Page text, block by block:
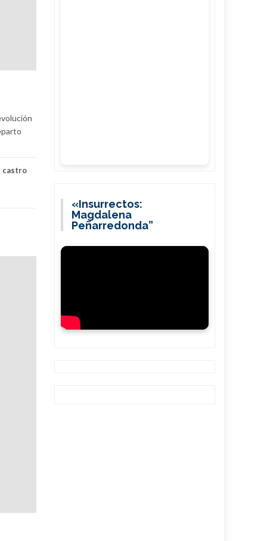
castro
«Insurrectos:
Magdalena
Peñarredonda”